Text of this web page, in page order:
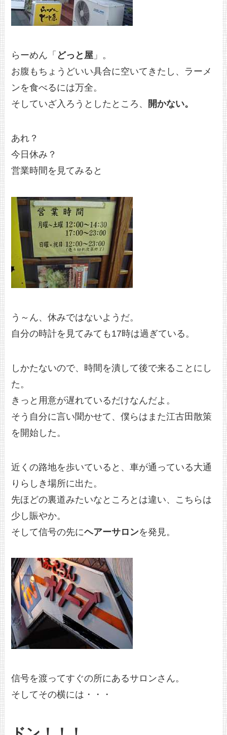
らーめん「 どっと屋 」。
お腹もちょうどいい具合に空いてきたし、ラーメ
ンを食べるには万全。
そしていざ入ろうとしたところ、
開かない。
あれ？
今日休み？
営業時間を見てみると
う～ん、休みではないようだ。
自分の時計を見てみても17時は過ぎている。
しかたないので、時間を潰して後で来ることにし
た。
きっと用意が遅れているだけなんだよ。
そう自分に言い聞かせて、僕らはまた江古田散策
を開始した。
近くの路地を歩いていると、車が通っている大通
りらしき場所に出た。
先ほどの裏道みたいなところとは違い、こちらは
少し賑やか。
そして信号の先にヘアーサロンを発見。
信号を渡ってすぐの所にあるサロンさん。
そしてその横には・・・